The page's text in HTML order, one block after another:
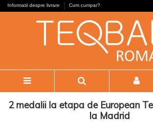
Informatii despre livrare Cum cumpar?
2 medalii la etapa de European
la Madrid